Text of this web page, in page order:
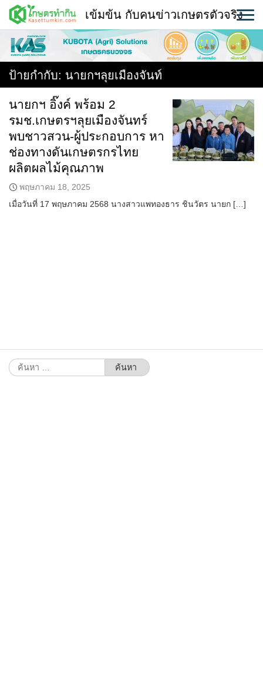
Skip
content
พืช
หน้าแรก
แวดวงเกษตร
ใคร ทำอะไร ที่ไหน
สถานีข่าววันนี้
เข้มข้น กับคนข่าวเกษตรตัวจริง
ป้ายกำกับ: นายกฯลุยเมืองจันท์
นายกฯ อิ๊งค์ พร้อม 2
รมช.เกษตรฯลุยเมืองจันทร์
พบชาวสวน-ผู้ประกอบการ หา
ช่องทางดันเกษตรกรไทย
ผลิตผลไม้คุณภาพ
พฤษภาคม 18, 2025
เมื่อวันที่ 17 พฤษภาคม 2568 นางสาวแพทองธาร ชินวัตร นายก […]
ค้นหา
สำหรับ: